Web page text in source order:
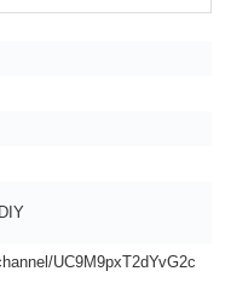
UC9M9pxT2dYvG2c